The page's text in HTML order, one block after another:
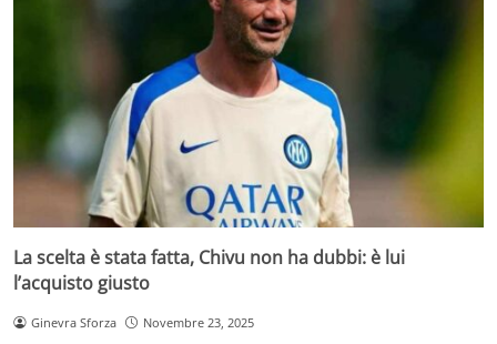
La scelta è stata fatta, Chivu non ha dubbi: è lui
l’acquisto giusto
Ginevra Sforza Novembre 23, 2025